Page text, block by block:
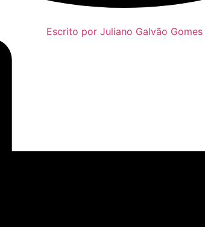
Escrito porJuliano Galvão Gomes